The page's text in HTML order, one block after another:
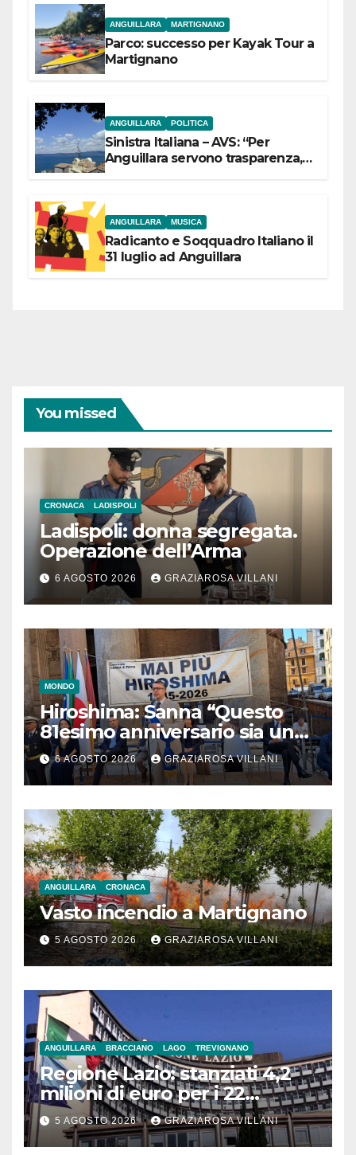
ANGUILLARA MARTIGNANO
Parco: successo per Kayak Tour a
Martignano
ANGUILLARA POLITICA
Sinistra Italiana – AVS: “Per
Anguillara servono trasparenza,
ANGUILLARA MUSICA
Radicanto e Soqquadro Italiano il
31 luglio ad Anguillara
You missed
CRONACA LADISPOLI
Ladispoli: donna segregata.
Operazione dell’Arma
6 AGOSTO 2026 GRAZIAROSA VILLANI
MONDO
Hiroshima: Sanna “Questo
81esimo anniversario sia un
monito per tutti”
6 AGOSTO 2026 GRAZIAROSA VILLANI
ANGUILLARA CRONACA
Vasto incendio a Martignano
5 AGOSTO 2026 GRAZIAROSA VILLANI
ANGUILLARA BRACCIANO LAGO TREVIGNANO
Regione Lazio: stanziati 4,2
milioni di euro per i 22
Comuni dell’Etruria
Meridionale
5 AGOSTO 2026 GRAZIAROSA VILLANI